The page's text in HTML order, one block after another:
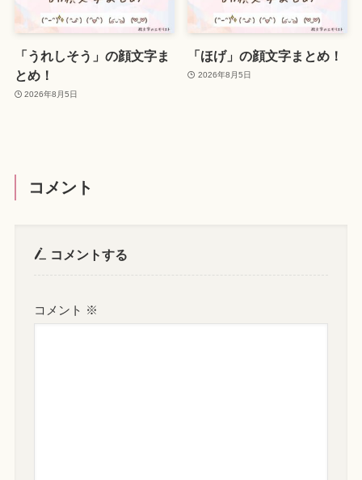
「うれしそう」の顔文字ま
とめ！
2026年8月5日
「ほげ」の顔文字まとめ！
2026年8月5日
コメント
コメントする
コメント ※